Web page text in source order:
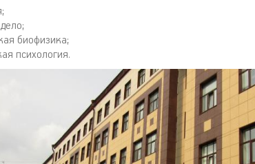
биофизика;
психология.